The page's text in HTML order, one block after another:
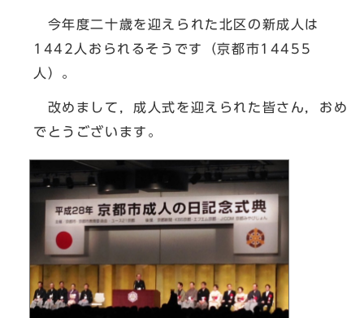
今年度二十歳を迎えられた北区の新成人は
1442人おられるそうです（京都市14455
人）。
改めまして，成人式を迎えられた皆さん，おめ
でとうございます。